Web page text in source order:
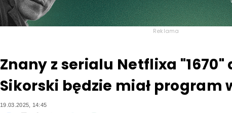
Reklama
Znany z serialu Netflixa "1670"
Sikorski będzie miał program
19.03.2025, 14:45